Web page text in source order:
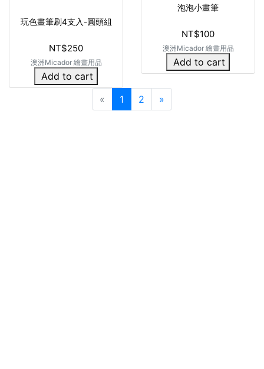
玩色畫筆刷4支入-圓頭組
NT$250
澳洲Micador 繪畫用品
Add to cart
泡泡小畫筆
NT$100
澳洲Micador 繪畫用品
Add to cart
« 1 2 »